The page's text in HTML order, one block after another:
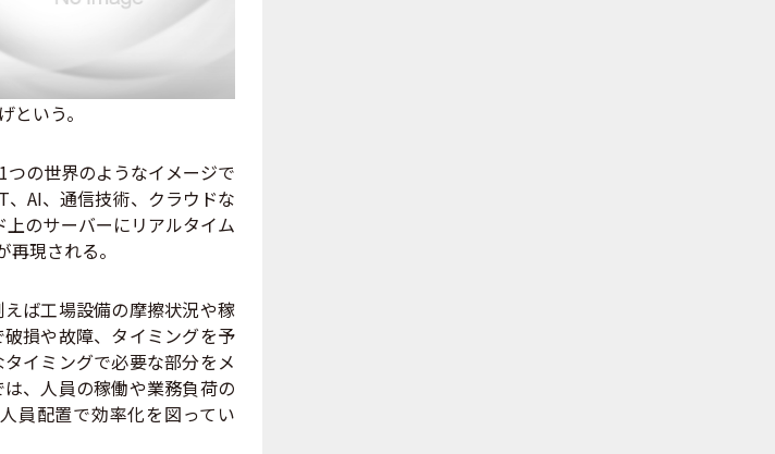
いう。
の世界のようなイメージで
、AI、通信技術、クラウドな
のサーバーにリアルタイム
現される。
ば工場設備の摩擦状況や稼
損や故障、タイミングを予
イミングで必要な部分をメ
、人員の稼働や業務負荷の
員配置で効率化を図ってい